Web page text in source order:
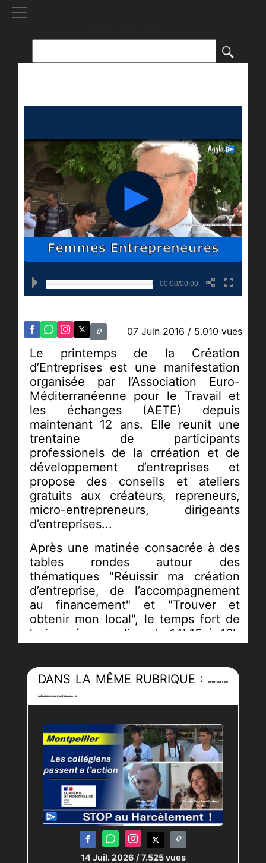
00:00/00:00
07 Juin 2016 / 5.010 vues
Le printemps de la Création
d’Entreprises est une manifestation
organisée par l’Association Euro-
Méditerranéenne pour le Travail et
les échanges (AETE) depuis
maintenant 12 ans. Elle reunit une
trentaine de participants
professionels de la crréation et de
développement d’entreprises et
propose des conseils et ateliers
gratuits aux créateurs, repreneurs,
micro-entrepreneurs, dirigeants
d’entreprises...
Après une matinée consacrée à des
tables rondes autour des
thématiques "Réuissir ma création
d’entreprise, de l’accompagnement
au financement" et "Trouver et
obtenir mon local", le temps fort de
la journée aura lieu de 14h15 à 16h
sur le thème "Entreprendre
quartiers politique de la ville".
Au cours de cet échange auquel à
POUËSSEL, la dynamique et
l’initiative féminines ont été à
l’honneur tant les défis et les enjeux
à relever sont cruciaux dans les
quartiers.
DANS LA MÊME RUBRIQUE : MONTPELLIER
MÉDITERRANÉE MÉTROPOLE
14 Juil. 2026 / 7.525 vues